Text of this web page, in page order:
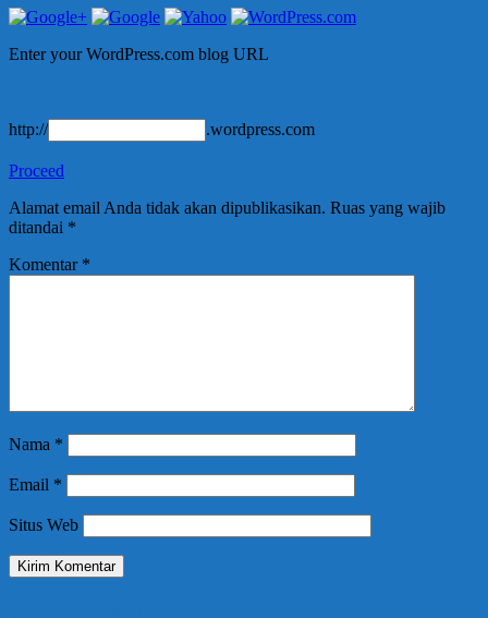
Enter your WordPress.com blog URL
http:// .wordpress.com
Proceed
Alamat email Anda tidak akan dipublikasikan. Ruas yang wajib
ditandai *
Komentar *
Nama *
Email *
Situs Web